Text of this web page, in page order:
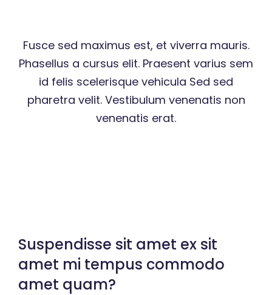
Fusce sed maximus est, et viverra mauris.
Phasellus a cursus elit. Praesent varius sem
id felis scelerisque vehicula Sed sed
pharetra velit. Vestibulum venenatis non
venenatis erat.
Suspendisse sit amet ex sit
amet mi tempus commodo
amet quam?